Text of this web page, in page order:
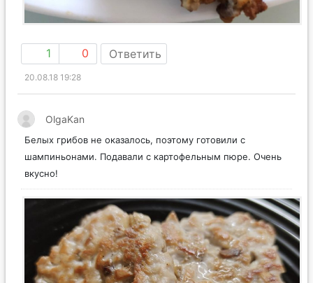
1 0 Ответить
20.08.18 19:28
OlgaKan
Белых грибов не оказалось, поэтому готовили с
шампиньонами. Подавали с картофельным пюре. Очень
вкусно!